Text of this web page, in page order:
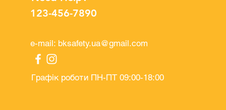
123-456-7890
e-mail: bksafety.ua@gmail.com
Графік роботи ПН-ПТ 09:00-18:00